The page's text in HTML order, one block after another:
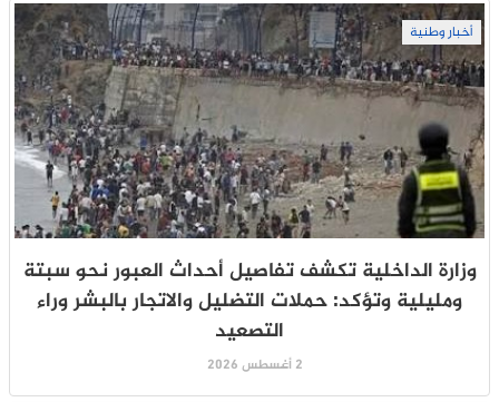
أخبار وطنية
وزارة الداخلية تكشف تفاصيل أحداث العبور نحو سبتة
ومليلية وتؤكد: حملات التضليل والاتجار بالبشر وراء
التصعيد
2 أغسطس 2026